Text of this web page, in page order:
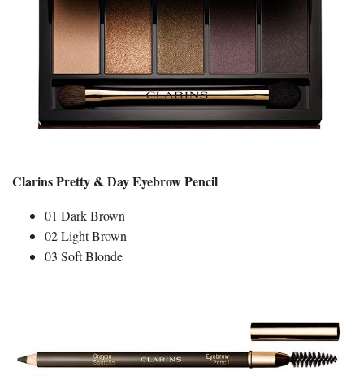
Clarins Pretty & Day Eyebrow Pencil
01 Dark Brown
02 Light Brown
03 Soft Blonde